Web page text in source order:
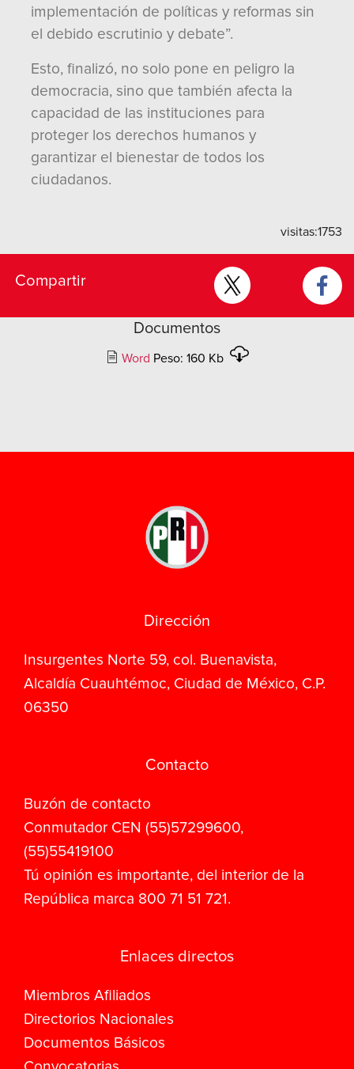
implementación de políticas y reformas sin
el debido escrutinio y debate”.
Esto, finalizó, no solo pone en peligro la
democracia, sino que también afecta la
capacidad de las instituciones para
proteger los derechos humanos y
garantizar el bienestar de todos los
ciudadanos.
visitas:1753
Compartir
Documentos
Word Peso: 160 Kb
Dirección
Insurgentes Norte 59, col. Buenavista,
Alcaldía Cuauhtémoc, Ciudad de México, C.P.
06350
Contacto
Buzón de contacto
Conmutador CEN (55)57299600,
(55)55419100
Tú opinión es importante, del interior de la
República marca 800 71 51 721.
Enlaces directos
Miembros Afiliados
Directorios Nacionales
Documentos Básicos